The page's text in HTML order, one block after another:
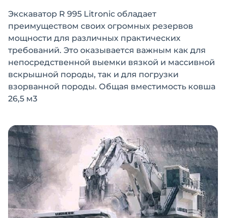
Экскаватор R 995 Litronic обладает
преимуществом своих огромных резервов
мощности для различных практических
требований. Это оказывается важным как для
непосредственной выемки вязкой и массивной
вскрышной породы, так и для погрузки
взорванной породы. Общая вместимость ковша
26,5 м3